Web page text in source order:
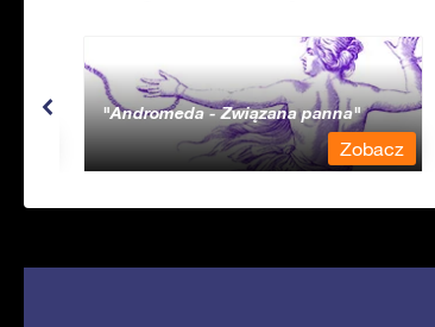
Andromeda - Związana panna
Zobacz